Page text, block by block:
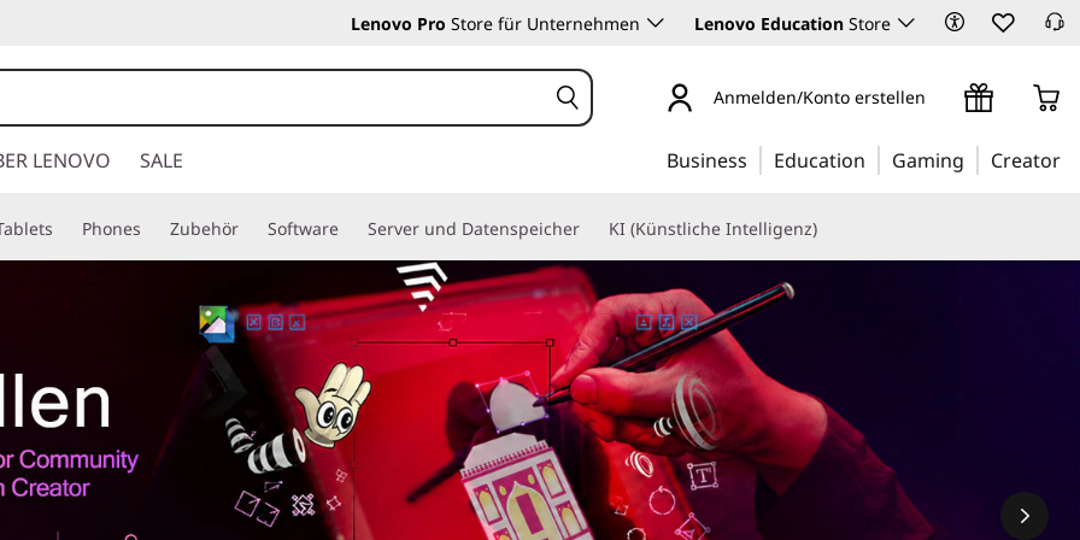
Lenovo Pro Store für Unternehmen Lenovo Education Store
Anmelden/Konto erstellen
LENOVO SALE Business Education Gaming Creator
Phones Zubehör Software Server und Datenspeicher KI (Künstliche Intelligenz)